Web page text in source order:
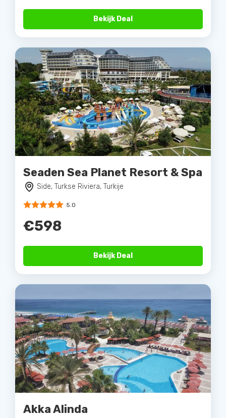
Bekijk Deal
Seaden Sea Planet Resort & Spa
Side, Turkse Riviera, Turkije
5.0
€598
Bekijk Deal
Akka Alinda